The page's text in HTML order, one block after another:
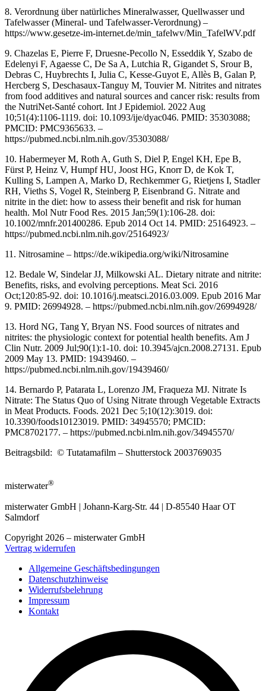
8. Verordnung über natürliches Mineralwasser, Quellwasser und
Tafelwasser (Mineral- und Tafelwasser-Verordnung) –
https://www.gesetze-im-internet.de/min_tafelwv/Min_TafelWV.pdf
9. Chazelas E, Pierre F, Druesne-Pecollo N, Esseddik Y, Szabo de
Edelenyi F, Agaesse C, De Sa A, Lutchia R, Gigandet S, Srour B,
Debras C, Huybrechts I, Julia C, Kesse-Guyot E, Allès B, Galan P,
Hercberg S, Deschasaux-Tanguy M, Touvier M. Nitrites and nitrates
from food additives and natural sources and cancer risk: results from
the NutriNet-Santé cohort. Int J Epidemiol. 2022 Aug
10;51(4):1106-1119. doi: 10.1093/ije/dyac046. PMID: 35303088;
PMCID: PMC9365633. –
https://pubmed.ncbi.nlm.nih.gov/35303088/
10. Habermeyer M, Roth A, Guth S, Diel P, Engel KH, Epe B,
Fürst P, Heinz V, Humpf HU, Joost HG, Knorr D, de Kok T,
Kulling S, Lampen A, Marko D, Rechkemmer G, Rietjens I, Stadler
RH, Vieths S, Vogel R, Steinberg P, Eisenbrand G. Nitrate and
nitrite in the diet: how to assess their benefit and risk for human
health. Mol Nutr Food Res. 2015 Jan;59(1):106-28. doi:
10.1002/mnfr.201400286. Epub 2014 Oct 14. PMID: 25164923. –
https://pubmed.ncbi.nlm.nih.gov/25164923/
11. Nitrosamine – https://de.wikipedia.org/wiki/Nitrosamine
12. Bedale W, Sindelar JJ, Milkowski AL. Dietary nitrate and nitrite:
Benefits, risks, and evolving perceptions. Meat Sci. 2016
Oct;120:85-92. doi: 10.1016/j.meatsci.2016.03.009. Epub 2016 Mar
9. PMID: 26994928. – https://pubmed.ncbi.nlm.nih.gov/26994928/
13. Hord NG, Tang Y, Bryan NS. Food sources of nitrates and
nitrites: the physiologic context for potential health benefits. Am J
Clin Nutr. 2009 Jul;90(1):1-10. doi: 10.3945/ajcn.2008.27131. Epub
2009 May 13. PMID: 19439460. –
https://pubmed.ncbi.nlm.nih.gov/19439460/
14. Bernardo P, Patarata L, Lorenzo JM, Fraqueza MJ. Nitrate Is
Nitrate: The Status Quo of Using Nitrate through Vegetable Extracts
in Meat Products. Foods. 2021 Dec 5;10(12):3019. doi:
10.3390/foods10123019. PMID: 34945570; PMCID:
PMC8702177. – https://pubmed.ncbi.nlm.nih.gov/34945570/
Beitragsbild: © Tutatamafilm – Shutterstock 2003769035
misterwater®
misterwater GmbH | Johann-Karg-Str. 44 | D-85540 Haar OT
Salmdorf
Copyright 2026 – misterwater GmbH
Vertrag widerrufen
Allgemeine Geschäftsbedingungen
Datenschutzhinweise
Widerrufsbelehrung
Impressum
Kontakt